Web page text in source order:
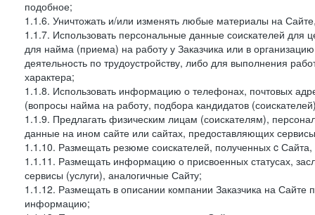
подобное;
1.1.6. Уничтожать и/или изменять любые материалы на
1.1.7. Использовать персональные данные соискателей для
для найма (приема) на работу у Заказчика или в
деятельность по трудоустройству, либо для выполнения
характера;
1.1.8. Использовать информацию о телефонах, почтовых
(вопросы найма на работу, подбора кандидатов
1.1.9. Предлагать физическим лицам (соискателям),
данные на ином сайте или сайтах, предоставляющих
1.1.10. Размещать резюме соискателей, полученных c
1.1.11. Размещать информацию о присвоенных статусах,
сервисы (услуги), аналогичные Сайту;
1.1.12. Размещать в описании компании Заказчика на Сайте
информацию;